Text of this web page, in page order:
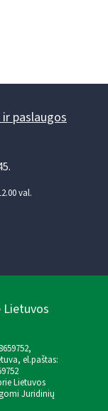
paslaugos
val.
Lietuvos
el.paštas:
Lietuvos
Juridinių